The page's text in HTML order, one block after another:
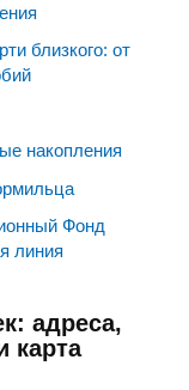
близкого: от
накопления
Фонд
линия
адреса,
карта